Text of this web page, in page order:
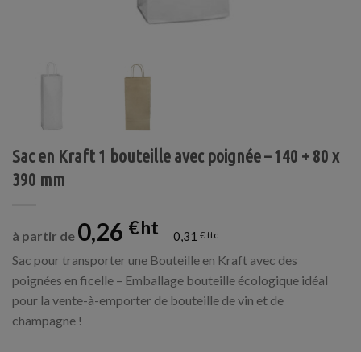
Sac en Kraft 1 bouteille avec poignée – 140 + 80 x
390 mm
à partir de 0,26 € 0,31 €
Sac pour transporter une Bouteille en Kraft avec des
poignées en ficelle – Emballage bouteille écologique idéal
pour la vente-à-emporter de bouteille de vin et de
champagne !